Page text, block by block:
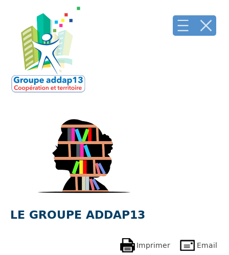
LE GROUPE ADDAP13
Imprimer
Email